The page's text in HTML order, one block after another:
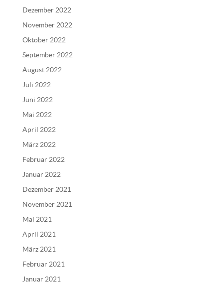
Dezember 2022
November 2022
Oktober 2022
September 2022
August 2022
Juli 2022
Juni 2022
Mai 2022
April 2022
März 2022
Februar 2022
Januar 2022
Dezember 2021
November 2021
Mai 2021
April 2021
März 2021
Februar 2021
Januar 2021